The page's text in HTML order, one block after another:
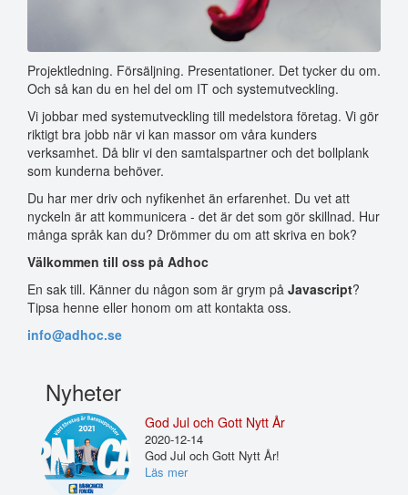
Projektledning. Försäljning. Presentationer. Det tycker du om.
Och så kan du en hel del om IT och systemutveckling.
Vi jobbar med systemutveckling till medelstora företag. Vi gör
riktigt bra jobb när vi kan massor om våra kunders
verksamhet. Då blir vi den samtalspartner och det bollplank
som kunderna behöver.
Du har mer driv och nyfikenhet än erfarenhet. Du vet att
nyckeln är att kommunicera - det är det som gör skillnad. Hur
många språk kan du? Drömmer du om att skriva en bok?
Välkommen till oss på Adhoc
En sak till. Känner du någon som är grym på Javascript?
Tipsa henne eller honom om att kontakta oss.
info@adhoc.se
Nyheter
God Jul och Gott Nytt År
2020-12-14
God Jul och Gott Nytt År!
Läs mer